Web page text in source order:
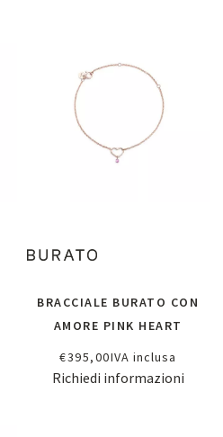
BRACCIALE BURATO CON
AMORE PINK HEART
€395,00IVA inclusa
Richiedi informazioni